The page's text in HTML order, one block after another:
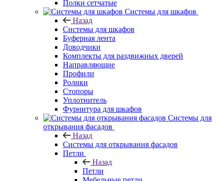
Полки сетчатые
Системы для шкафов
Назад
Системы для шкафов
Буферная лента
Доводчики
Комплекты для раздвижных дверей
Направляющие
Профили
Ролики
Стопоры
Уплотнитель
Фурнитура для шкафов
Системы для
открывания фасадов
Назад
Системы для открывания фасадов
Петли
Назад
Петли